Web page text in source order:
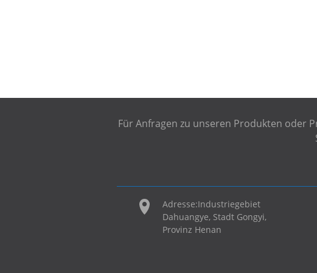
Für Anfragen zu unseren Produkten oder
Adresse:Industriegebiet
Dahuangye, Stadt Gongyi,
Provinz Henan